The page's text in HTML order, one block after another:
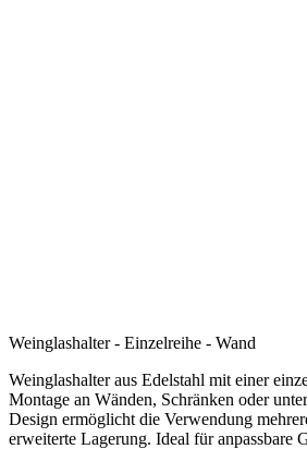
Weinglashalter - Einzelreihe - Wand
Weinglashalter aus Edelstahl mit einer
Montage an Wänden, Schränken oder
Design ermöglicht die Verwendung
erweiterte Lagerung. Ideal für anpassbare